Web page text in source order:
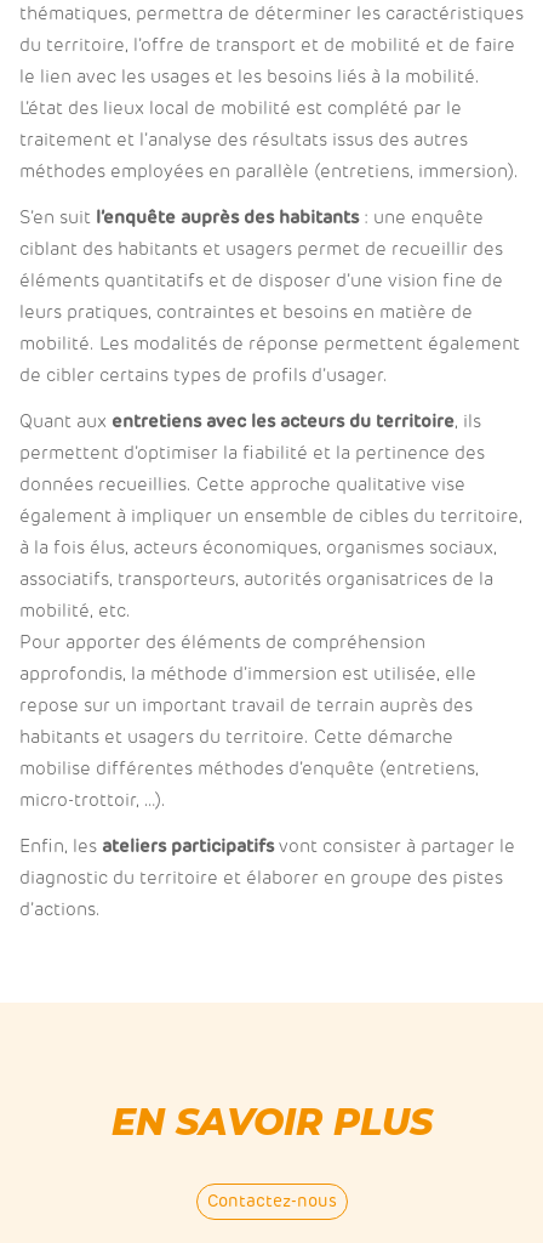
thématiques, permettra de déterminer les caractéristiques
du territoire, l’offre de transport et de mobilité et de faire
le lien avec les usages et les besoins liés à la mobilité.
L’état des lieux local de mobilité est complété par le
traitement et l’analyse des résultats issus des autres
méthodes employées en parallèle (entretiens, immersion).
S’en suit l’enquête auprès des habitants: une enquête
ciblant des habitants et usagers permet de recueillir des
éléments quantitatifs et de disposer d’une vision fine de
leurs pratiques, contraintes et besoins en matière de
mobilité. Les modalités de réponse permettent également
de cibler certains types de profils d’usager.
Quant aux entretiens avec les acteurs du territoire, ils
permettent d’optimiser la fiabilité et la pertinence des
données recueillies. Cette approche qualitative vise
également à impliquer un ensemble de cibles du territoire,
à la fois élus, acteurs économiques, organismes sociaux,
associatifs, transporteurs, autorités organisatrices de la
mobilité, etc.
Pour apporter des éléments de compréhension
approfondis, la méthode d’immersion est utilisée, elle
repose sur un important travail de terrain auprès des
habitants et usagers du territoire. Cette démarche
mobilise différentes méthodes d’enquête (entretiens,
micro-trottoir, …).
Enfin, les ateliers participatifsvont consister à partager le
diagnostic du territoire et élaborer en groupe des pistes
d’actions.
EN SAVOIR PLUS
Contactez-nous